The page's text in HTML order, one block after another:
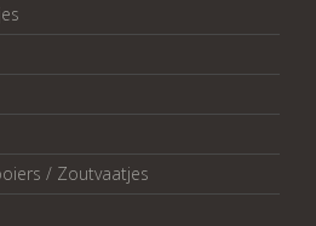
/ Zoutvaatjes